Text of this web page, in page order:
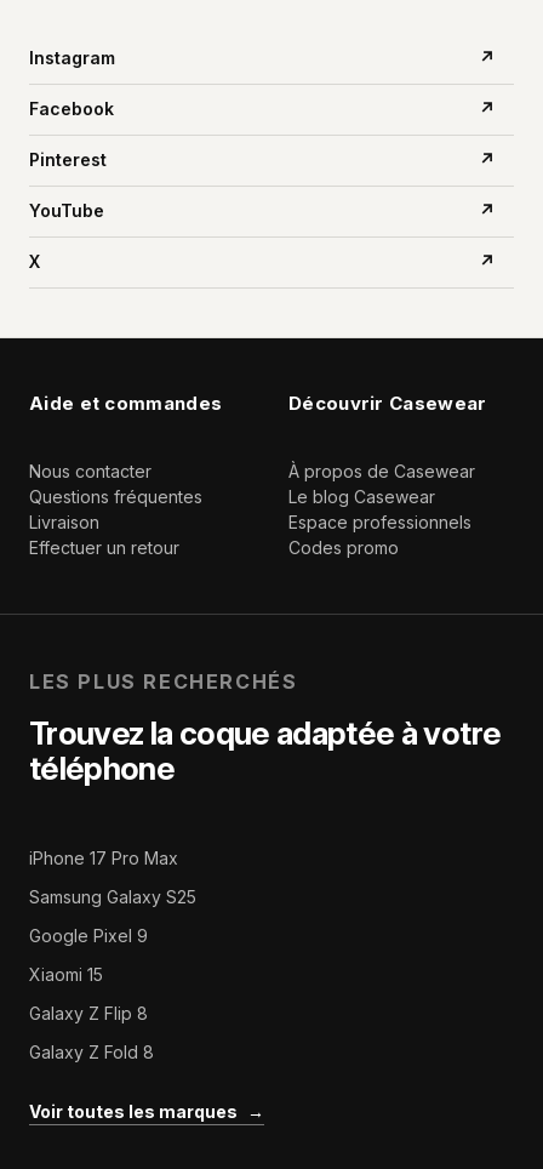
Instagram ↗
Facebook ↗
Pinterest ↗
YouTube ↗
X ↗
Aide et commandes
Nous contacter
Questions fréquentes
Livraison
Effectuer un retour
Découvrir Casewear
À propos de Casewear
Le blog Casewear
Espace professionnels
Codes promo
LES PLUS RECHERCHÉS
Trouvez la coque adaptée à votre
téléphone
iPhone 17 Pro Max
Samsung Galaxy S25
Google Pixel 9
Xiaomi 15
Galaxy Z Flip 8
Galaxy Z Fold 8
Voir toutes les marques →